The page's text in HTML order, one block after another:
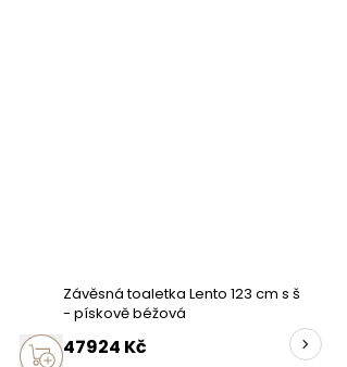
rovné
Závěsná toaletka Lento 123 cm s šuplíky
- pískově béžová
47924 Kč